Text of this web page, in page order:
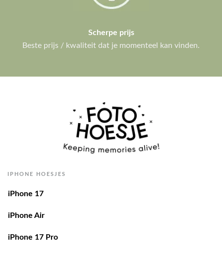
Scherpe prijs
Beste prijs / kwaliteit dat je momenteel kan vinden.
IPHONE HOESJES
iPhone 17
iPhone Air
iPhone 17 Pro